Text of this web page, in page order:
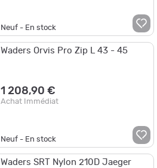
Neuf - En stock
Waders Orvis Pro Zip L 43 - 45
1 208,90 €
Achat Immédiat
Neuf - En stock
Waders SRT Nylon 210D Jaeger